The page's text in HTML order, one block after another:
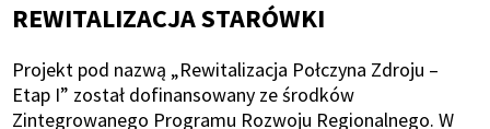
REWITALIZACJA STARÓWKI
Projekt pod nazwą „Rewitalizacja Połczyna Zdroju –
Etap I” został dofinansowany ze środków
Zintegrowanego Programu Rozwoju Regionalnego. W